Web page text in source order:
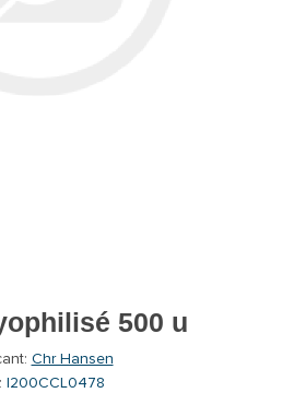
500 u
Chr Hansen
I200CCL0478